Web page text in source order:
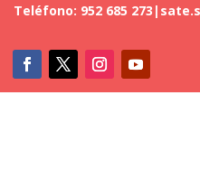
Teléfono: 952 685 273 |